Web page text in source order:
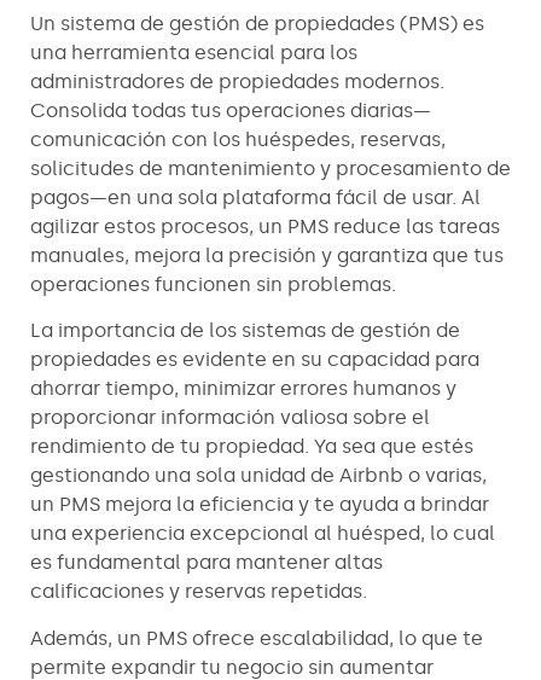
Un sistema de gestión de propiedades (PMS) es
una herramienta esencial para los
administradores de propiedades modernos.
Consolida todas tus operaciones diarias—
comunicación con los huéspedes, reservas,
solicitudes de mantenimiento y procesamiento de
pagos—en una sola plataforma fácil de usar. Al
agilizar estos procesos, un PMS reduce las tareas
manuales, mejora la precisión y garantiza que tus
operaciones funcionen sin problemas.
La importancia de los sistemas de gestión de
propiedades es evidente en su capacidad para
ahorrar tiempo, minimizar errores humanos y
proporcionar información valiosa sobre el
rendimiento de tu propiedad. Ya sea que estés
gestionando una sola unidad de Airbnb o varias,
un PMS mejora la eficiencia y te ayuda a brindar
una experiencia excepcional al huésped, lo cual
es fundamental para mantener altas
calificaciones y reservas repetidas.
Además, un PMS ofrece escalabilidad, lo que te
permite expandir tu negocio sin aumentar